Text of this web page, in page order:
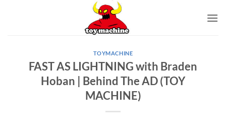
TOYMACHINE
FAST AS LIGHTNING with Braden
Hoban | Behind The AD (TOY
MACHINE)